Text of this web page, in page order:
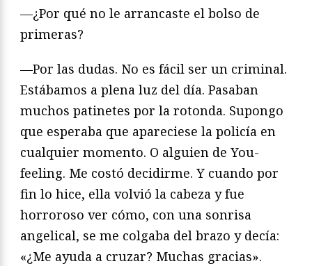
—¿Por qué no le arrancaste el bolso de
primeras?
—Por las dudas. No es fácil ser un criminal.
Estábamos a plena luz del día. Pasaban
muchos patinetes por la rotonda. Supongo
que esperaba que apareciese la policía en
cualquier momento. O alguien de You-
feeling. Me costó decidirme. Y cuando por
fin lo hice, ella volvió la cabeza y fue
horroroso ver cómo, con una sonrisa
angelical, se me colgaba del brazo y decía:
«¿Me ayuda a cruzar? Muchas gracias».